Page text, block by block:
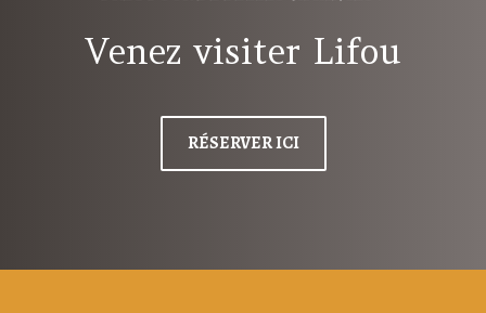
Venez visiter Lifou
RÉSERVER ICI